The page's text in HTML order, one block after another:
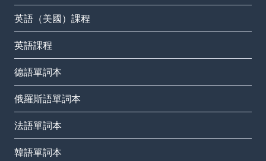
英語（美國）課程
英語課程
德語單詞本
俄羅斯語單詞本
法語單詞本
韓語單詞本